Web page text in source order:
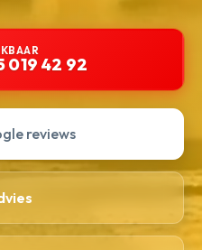
019 42 92
reviews